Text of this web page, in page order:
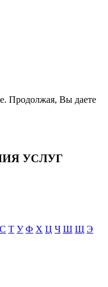
Продолжая, Вы даете
УСЛУГ
С Т У Ф Х Ц Ч Ш Щ Э